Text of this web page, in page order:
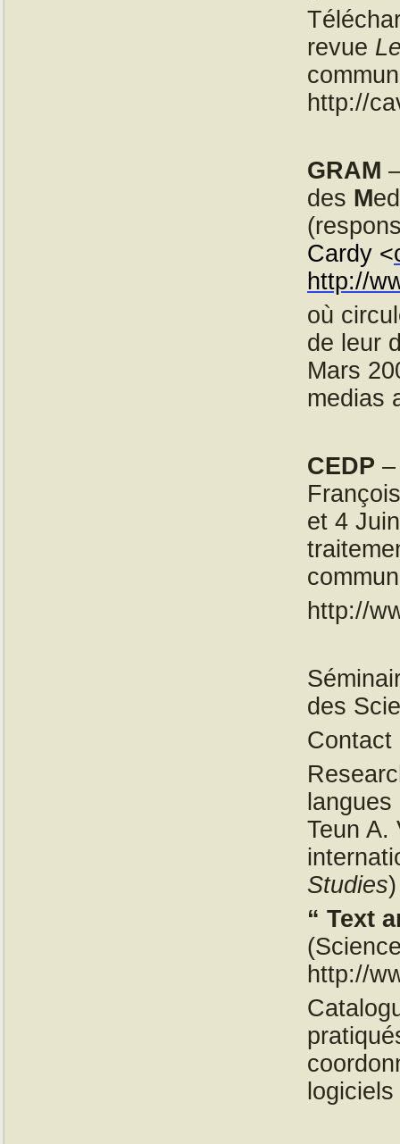
revue
http://
GRAM
des M
Cardy <
http://
où
de leur
Mars
medias
CEDP
et 4
http://
des
Contact
Teun A.
Studies
“ Text
http://